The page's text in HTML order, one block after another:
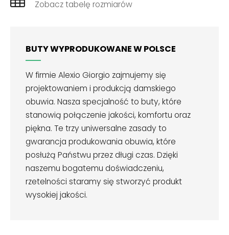
Zobacz tabelę rozmiarów
BUTY WYPRODUKOWANE W POLSCE
W firmie Alexio Giorgio zajmujemy się
projektowaniem i produkcją damskiego
obuwia. Nasza specjalność to buty, które
stanowią połączenie jakości, komfortu oraz
piękna. Te trzy uniwersalne zasady to
gwarancja produkowania obuwia, które
posłużą Państwu przez długi czas. Dzięki
naszemu bogatemu doświadczeniu,
rzetelności staramy się stworzyć produkt
wysokiej jakości.